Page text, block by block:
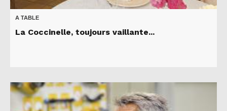
A TABLE
La Coccinelle, toujours vaillante...